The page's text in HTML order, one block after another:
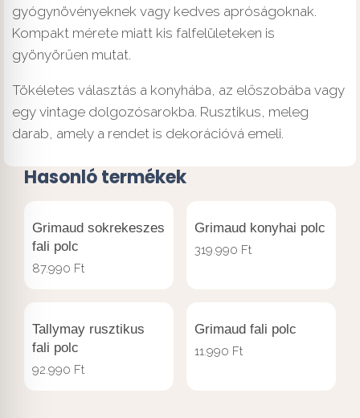
gyógynövényeknek vagy kedves apróságoknak.
Kompakt mérete miatt kis falfelületeken is
gyönyörűen mutat.
Tökéletes választás a konyhába, az előszobába vagy
egy vintage dolgozósarokba. Rusztikus, meleg
darab, amely a rendet is dekorációvá emeli.
Hasonló termékek
Grimaud sokrekeszes
fali polc
87.990 Ft
Grimaud konyhai polc
319.990 Ft
Tallymay rusztikus
fali polc
92.990 Ft
Grimaud fali polc
11.990 Ft